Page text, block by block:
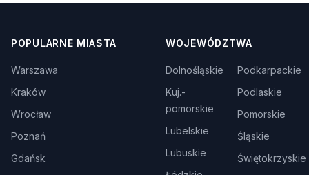
POPULARNE MIASTA
Warszawa
Kraków
Wrocław
Poznań
Gdańsk
WOJEWÓDZTWA
Dolnośląskie
Kuj.-
pomorskie
Lubelskie
Lubuskie
Podkarpackie
Podlaskie
Pomorskie
Śląskie
Świętokrzyskie